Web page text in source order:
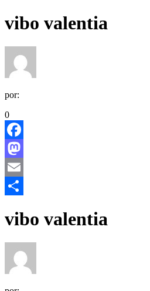
vibo valentia
por:
0
Facebook
Mastodon
Email
vibo valentia